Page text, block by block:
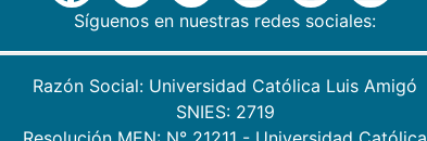
Síguenos en nuestras redes sociales:
Razón Social: Universidad Católica Luis Amigó
SNIES: 2719